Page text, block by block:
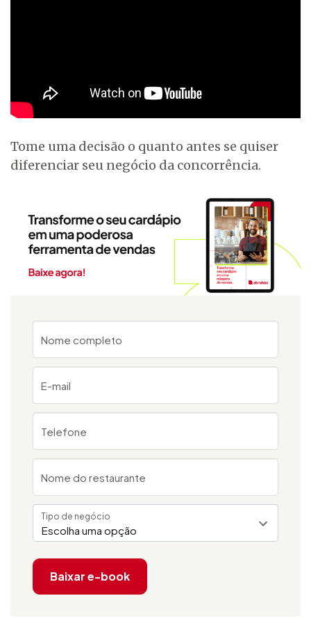
Tome uma decisão o quanto antes se quiser
diferenciar seu negócio da concorrência.
Nome completo
E-mail
Telefone
Nome do restaurante
Escolha uma opção
Tipo de negócio
Baixar e-book